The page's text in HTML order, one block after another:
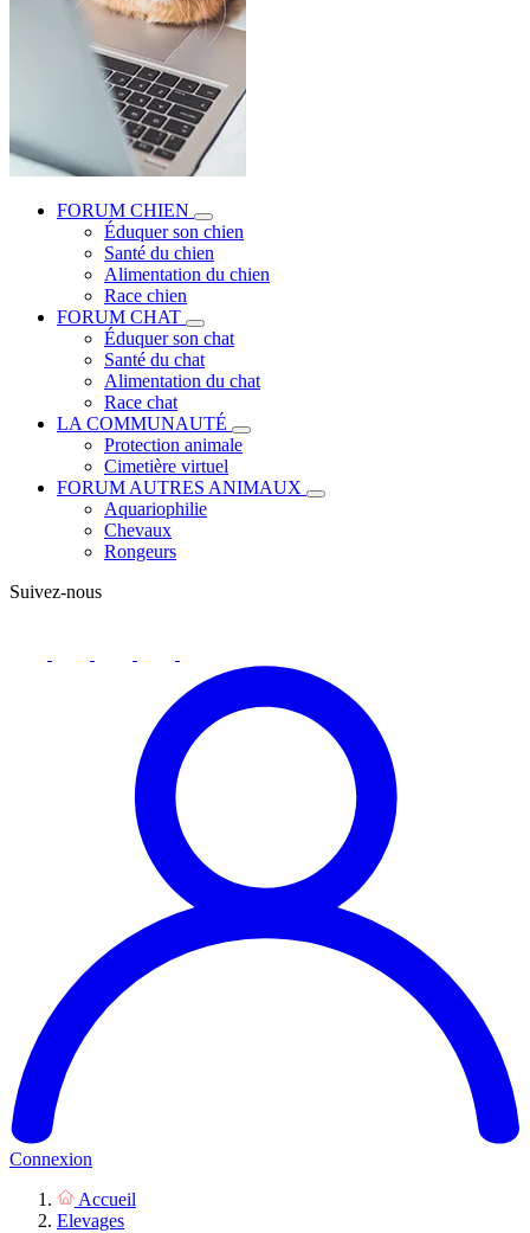
FORUM CHIEN
Éduquer son chien
Santé du chien
Alimentation du chien
Race chien
FORUM CHAT
Éduquer son chat
Santé du chat
Alimentation du chat
Race chat
LA COMMUNAUTÉ
Protection animale
Cimetière virtuel
FORUM AUTRES ANIMAUX
Aquariophilie
Chevaux
Rongeurs
Suivez-nous
Connexion
Accueil
Elevages